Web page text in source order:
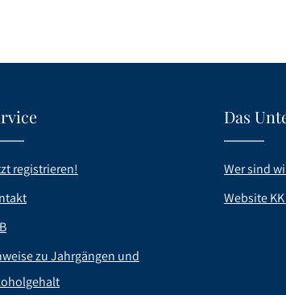
registrieren!
zu Jahrgängen und
Das
Wer sind
Website